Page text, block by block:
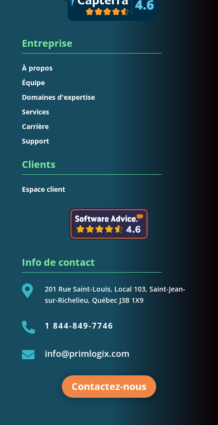
Entreprise
À propos
Équipe
Domaines d'expertise
Services
Carrière
Support
Clients
Espace client
Info de contact

201 Rue Saint-Louis, Local 103, Saint-Jean-
sur-Richelieu, Québec J3B 1X9
 1 844-849-7746
 info@primlogix.com
Contactez-nous